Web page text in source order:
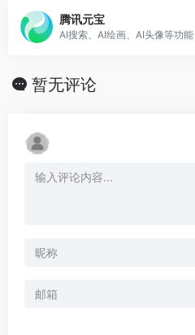
腾讯元宝
AI搜索、AI绘画、AI头像等功能
暂无评论